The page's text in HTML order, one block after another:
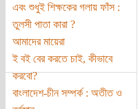
এবং শুধুই শিক্ষকের গলায় ফাঁস :
তুলসী পাতা কারা ?
আমাদের মায়েরা
ই বই বের করতে চাই, কীভাবে
করবো?
বাংলাদেশ-চীন সম্পর্ক : অতীত ও